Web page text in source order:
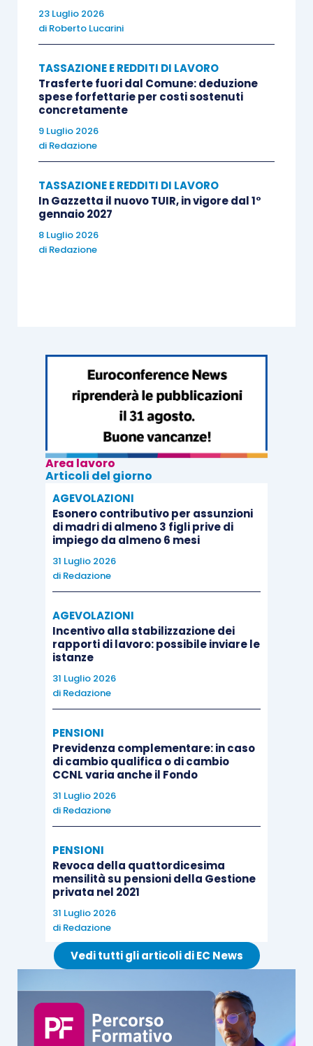
23 Luglio 2026
di Roberto Lucarini
TASSAZIONE E REDDITI DI LAVORO
Trasferte fuori dal Comune: deduzione
spese forfettarie per costi sostenuti
concretamente
9 Luglio 2026
di Redazione
TASSAZIONE E REDDITI DI LAVORO
In Gazzetta il nuovo TUIR, in vigore dal 1°
gennaio 2027
8 Luglio 2026
di Redazione
Area lavoro
Articoli del giorno
AGEVOLAZIONI
Esonero contributivo per assunzioni
di madri di almeno 3 figli prive di
impiego da almeno 6 mesi
31 Luglio 2026
di Redazione
AGEVOLAZIONI
Incentivo alla stabilizzazione dei
rapporti di lavoro: possibile inviare le
istanze
31 Luglio 2026
di Redazione
PENSIONI
Previdenza complementare: in caso
di cambio qualifica o di cambio
CCNL varia anche il Fondo
31 Luglio 2026
di Redazione
PENSIONI
Revoca della quattordicesima
mensilità su pensioni della Gestione
privata nel 2021
31 Luglio 2026
di Redazione
Vedi tutti gli articoli di EC News